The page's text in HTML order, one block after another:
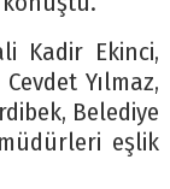
Kadir Ekinci,
Yılmaz,
Belediye
eşlik